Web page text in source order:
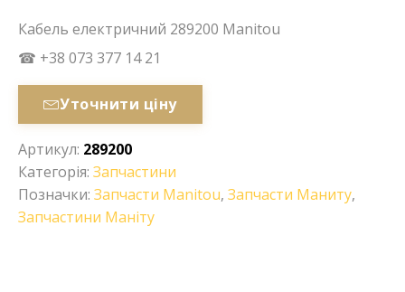
Кабель електричний 289200 Manitou
☎ +38 073 377 14 21
Уточнити ціну
Артикул: 289200
Категорія: Запчастини
Позначки: Запчасти Manitou, Запчасти Маниту,
Запчастини Маніту